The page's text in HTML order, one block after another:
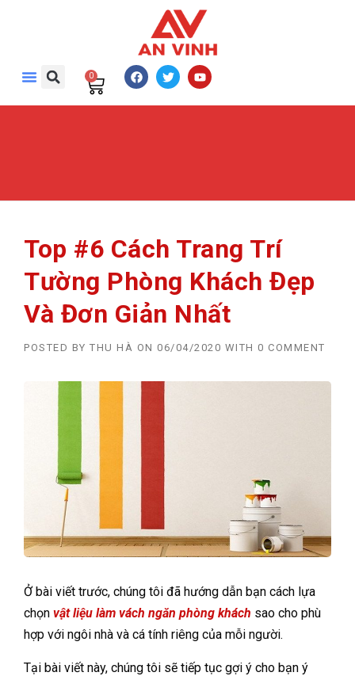
0
Top #6 Cách Trang Trí
Tường Phòng Khách Đẹp
Và Đơn Giản Nhất
POSTED BY THU HÀ ON 06/04/2020 WITH 0 COMMENT
Ở bài viết trước, chúng tôi đã hướng dẫn bạn cách lựa
chọn vật liệu làm vách ngăn phòng khách sao cho phù
hợp với ngôi nhà và cá tính riêng của mỗi người.
Tại bài viết này, chúng tôi sẽ tiếp tục gợi ý cho bạn ý